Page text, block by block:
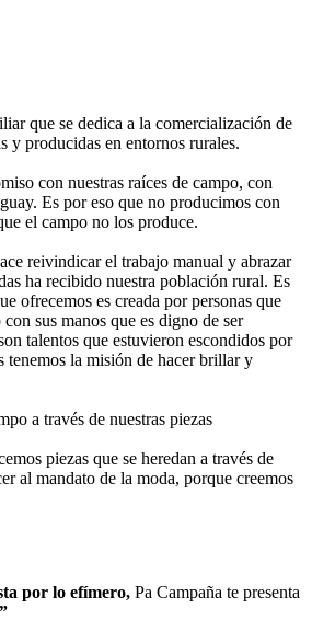
que se dedica a la comercialización de
y producidas en entornos rurales.
con nuestras raíces de campo, con
Es por eso que no producimos con
el campo no los produce.
reivindicar el trabajo manual y abrazar
ha recibido nuestra población rural. Es
ofrecemos es creada por personas que
sus manos que es digno de ser
talentos que estuvieron escondidos por
tenemos la misión de hacer brillar y
a través de nuestras piezas
piezas que se heredan a través de
al mandato de la moda, porque creemos
por lo efímero, Pa Campaña te presenta